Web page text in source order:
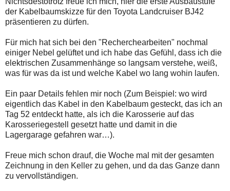
der Kabelbaumskizze für den Toyota Landcruiser BJ42
präsentieren zu dürfen.
Für mich hat sich bei den "Recherchearbeiten" nochmal
einiger Nebel gelüftet und ich habe das Gefühl, dass ich die
elektrischen Zusammenhänge so langsam verstehe, weiß,
was für was da ist und welche Kabel wo lang wohin laufen.
Ein paar Details fehlen mir noch (Zum Beispiel: wo wird
eigentlich das Kabel in den Kabelbaum gesteckt, das ich an
Tag 52 entdeckt hatte, als ich die Karosserie auf das
Karosseriegestell gesetzt hatte und damit in die
Lagergarage gefahren war…).
Freue mich schon drauf, die Woche mal mit der gesamten
Zeichnung in den Keller zu gehen, und da das Ganze dann
zu vervollständigen.